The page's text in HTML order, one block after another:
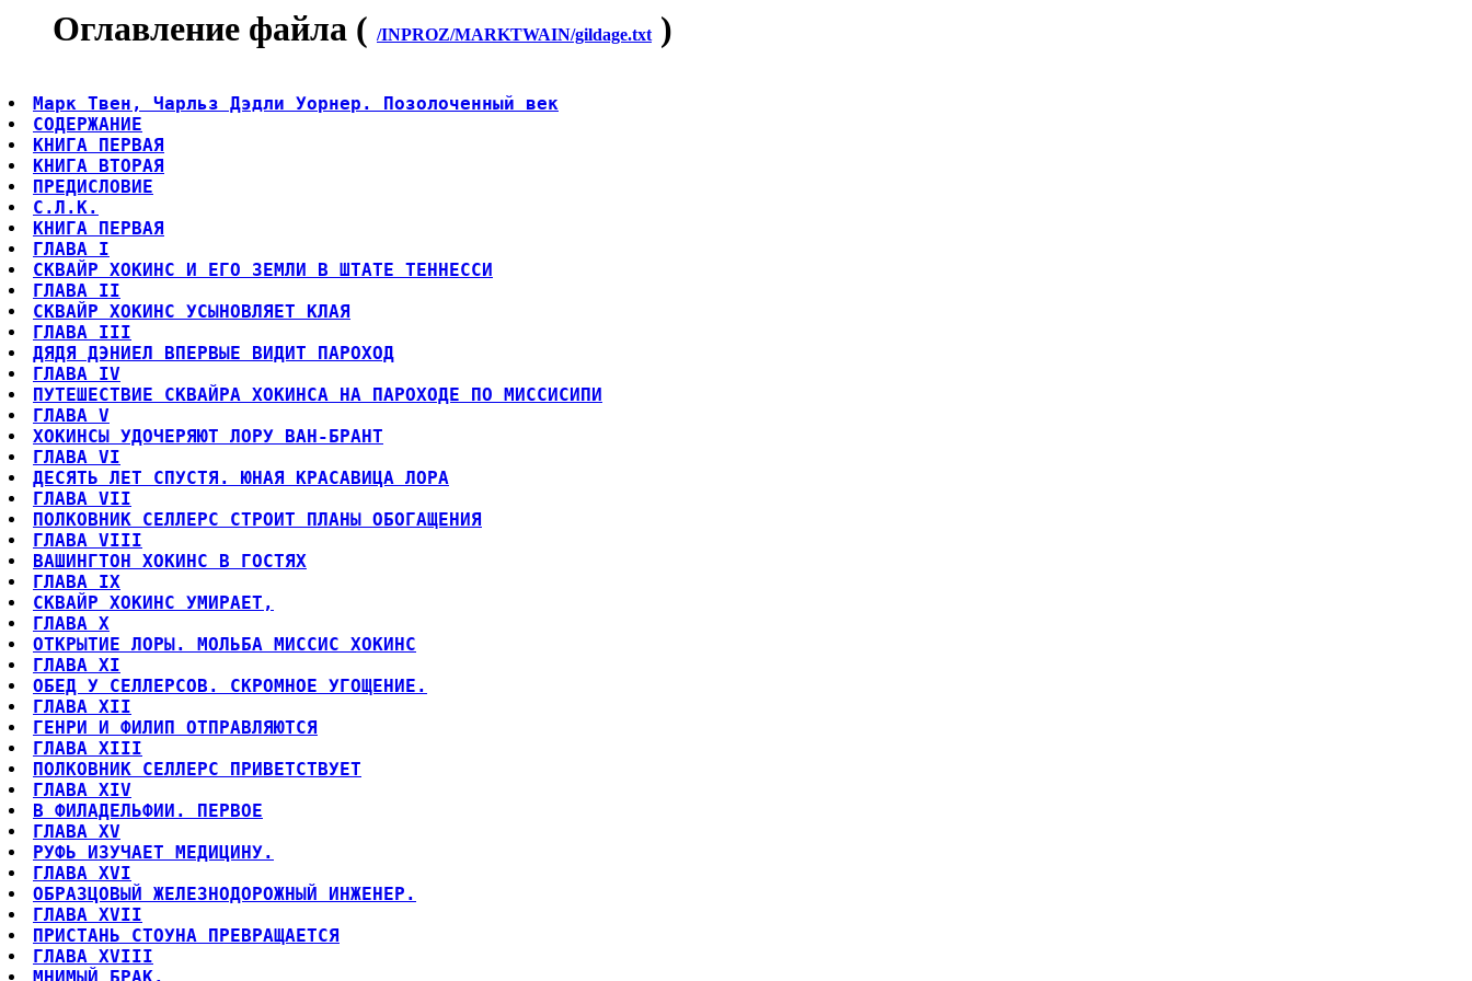
Оглавление файла ( /INPROZ/MARKTWAIN/gildage.txt )
Марк Твен, Чарльз Дэдли Уорнер. Позолоченный век
СОДЕРЖАНИЕ
КНИГА ПЕРВАЯ
КНИГА ВТОРАЯ
ПРЕДИСЛОВИЕ
С.Л.К.
КНИГА ПЕРВАЯ
ГЛАВА I
СКВАЙР ХОКИНС И ЕГО ЗЕМЛИ В ШТАТЕ ТЕННЕССИ
ГЛАВА II
СКВАЙР ХОКИНС УСЫНОВЛЯЕТ КЛАЯ
ГЛАВА III
ДЯДЯ ДЭНИЕЛ ВПЕРВЫЕ ВИДИТ ПАРОХОД
ГЛАВА IV
ПУТЕШЕСТВИЕ СКВАЙРА ХОКИНСА НА ПАРОХОДЕ ПО МИССИСИПИ
ГЛАВА V
ХОКИНСЫ УДОЧЕРЯЮТ ЛОРУ ВАН-БРАНТ
ГЛАВА VI
ДЕСЯТЬ ЛЕТ СПУСТЯ. ЮНАЯ КРАСАВИЦА ЛОРА
ГЛАВА VII
ПОЛКОВНИК СЕЛЛЕРС СТРОИТ ПЛАНЫ ОБОГАЩЕНИЯ
ГЛАВА VIII
ВАШИНГТОН ХОКИНС В ГОСТЯХ
ГЛАВА IX
СКВАЙР ХОКИНС УМИРАЕТ,
ГЛАВА X
ОТКРЫТИЕ ЛОРЫ. МОЛЬБА МИССИС ХОКИНС
ГЛАВА XI
ОБЕД У СЕЛЛЕРСОВ. СКРОМНОЕ УГОЩЕНИЕ.
ГЛАВА XII
ГЕНРИ И ФИЛИП ОТПРАВЛЯЮТСЯ
ГЛАВА XIII
ПОЛКОВНИК СЕЛЛЕРС ПРИВЕТСТВУЕТ
ГЛАВА XIV
В ФИЛАДЕЛЬФИИ. ПЕРВОЕ
ГЛАВА XV
РУФЬ ИЗУЧАЕТ МЕДИЦИНУ.
ГЛАВА XVI
ОБРАЗЦОВЫЙ ЖЕЛЕЗНОДОРОЖНЫЙ ИНЖЕНЕР.
ГЛАВА XVII
ПРИСТАНЬ СТОУНА ПРЕВРАЩАЕТСЯ
ГЛАВА XVIII